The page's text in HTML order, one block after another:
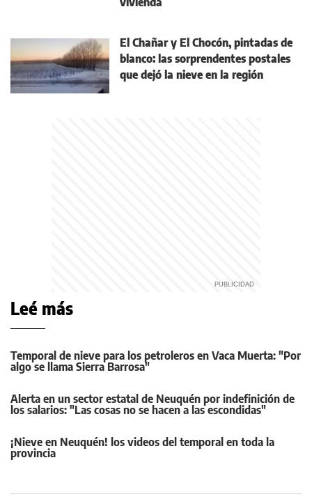
El Chañar y El Chocón, pintadas de
blanco: las sorprendentes postales
que dejó la nieve en la región
Leé más
Temporal de nieve para los petroleros en Vaca Muerta: "Por
algo se llama Sierra Barrosa"
Alerta en un sector estatal de Neuquén por indefinición de
los salarios: "Las cosas no se hacen a las escondidas"
¡Nieve en Neuquén! los videos del temporal en toda la
provincia